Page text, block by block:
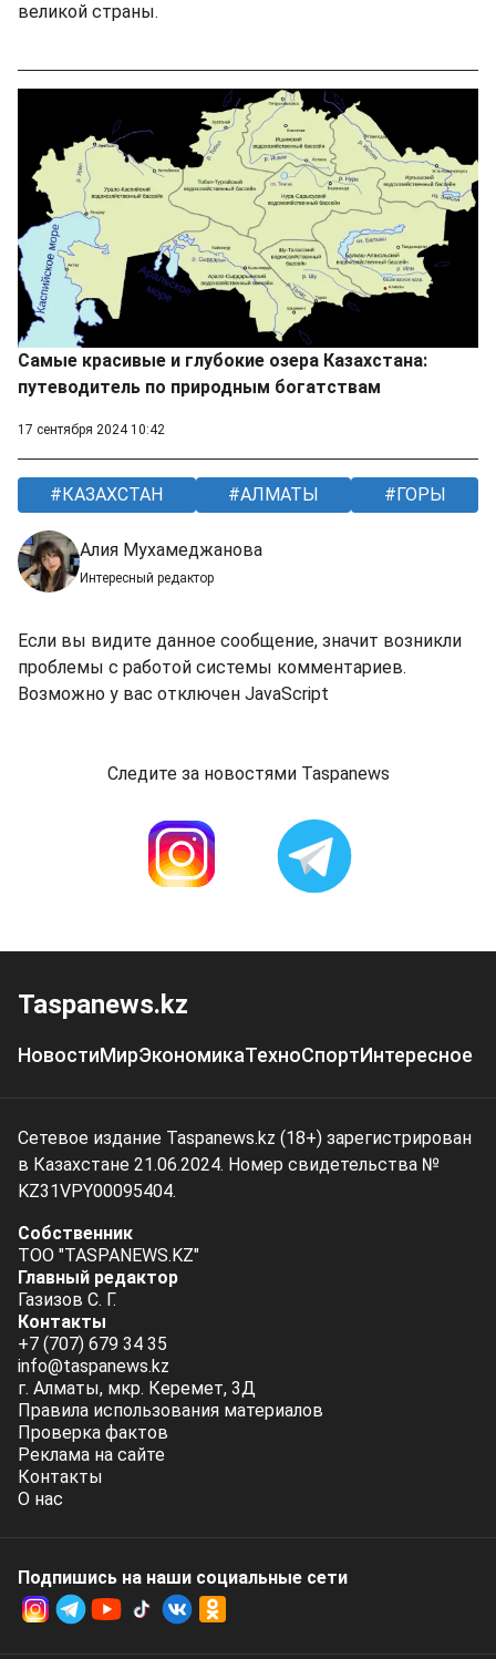
великой страны.
Самые красивые и глубокие озера Казахстана:
путеводитель по природным богатствам
17 сентября 2024 10:42
КАЗАХСТАН АЛМАТЫ ГОРЫ
Алия Мухамеджанова
Интересный редактор
Если вы видите данное сообщение, значит возникли
проблемы с работой системы комментариев.
Возможно у вас отключен JavaScript
Следите за новостями Taspanews
Taspanews.kz
НовостиМирЭкономикаТехноСпортИнтересное
Сетевое издание Taspanews.kz (18+) зарегистрирован
в Казахстане 21.06.2024. Номер свидетельства №
KZ31VPY00095404.
Собственник
ТОО "TASPANEWS.KZ"
Главный редактор
Газизов С. Г.
Контакты
+7 (707) 679 34 35
info@taspanews.kz
г. Алматы, мкр. Керемет, 3Д
Правила использования материалов
Проверка фактов
Реклама на сайте
Контакты
О нас
Подпишись на наши социальные cети